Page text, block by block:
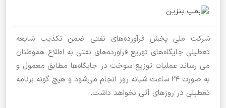
شرکت ملی پخش فرآورده‌های نفتی ضمن تکذیب شایعه
تعطیلی جایگاه‌های توزیع فرآورده‌های نفتی به اطلاع هموطنان
می رساند عملیات توزیع سوخت در جایگاه‌ها مطابق معمول و
به صورت ۲۴ ساعت شبانه روز انجام می‌شود و هیچ گونه برنامه
تعطیلی در روز‌های آتی نخواهد داشت.